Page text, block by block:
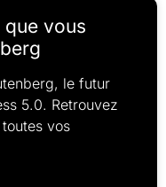
que vous
le futur
5.0. Retrouvez
vos